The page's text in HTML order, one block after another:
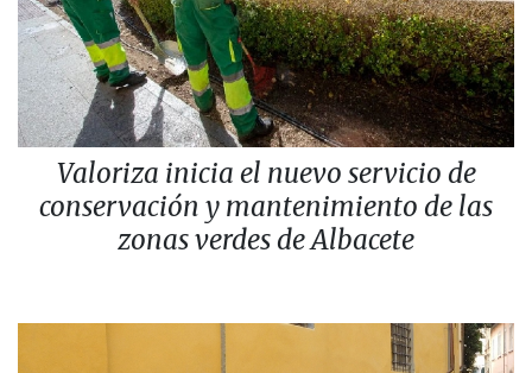
Valoriza inicia el nuevo servicio de
conservación y mantenimiento de las
zonas verdes de Albacete